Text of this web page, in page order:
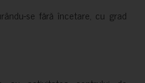
se fără încetare, cu grad